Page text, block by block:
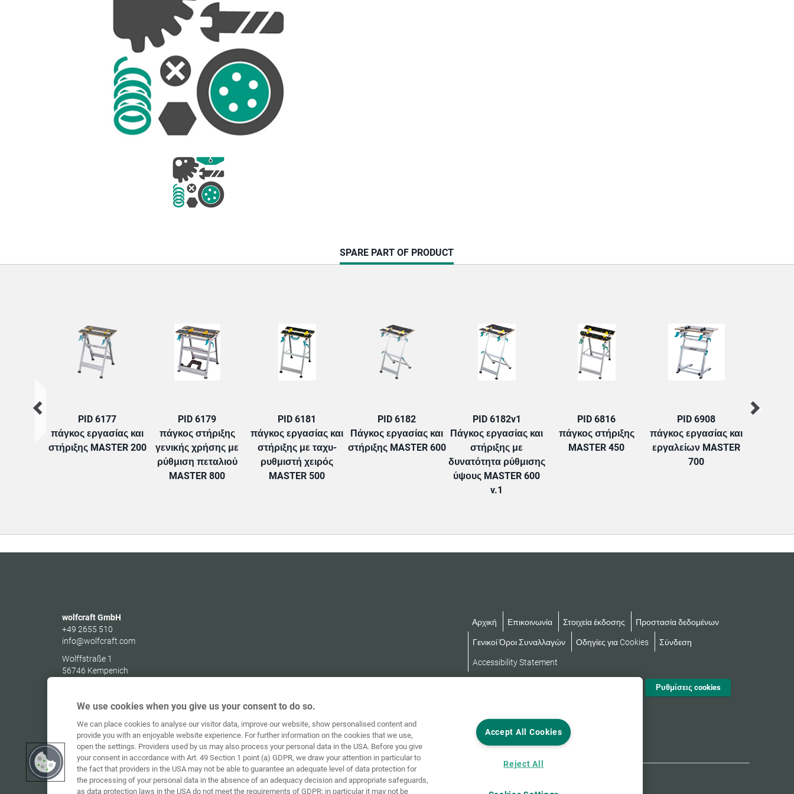
CURRENT
TAB:
SPARE PART OF PRODUCT
PID 6177
πάγκος εργασίας και
στήριξης MASTER 200
PID 6179
πάγκος στήριξης
γενικής χρήσης με
ρύθμιση πεταλιού
MASTER 800
PID 6181
πάγκος εργασίας και
στήριξης με ταχυ-
ρυθμιστή χειρός
MASTER 500
PID 6182
Πάγκος εργασίας και
στήριξης MASTER 600
PID 6182v1
Πάγκος εργασίας και
στήριξης με
δυνατότητα ρύθμισης
ύψους MASTER 600
v.1
PID 6816
πάγκος στήριξης
MASTER 450
PID 6908
πάγκος εργασίας και
εργαλείων MASTER
700
wolfcraft GmbH
+49 2655 510
info@wolfcraft.com
Wolffstraße 1
56746 Kempenich
Αρχική Επικοινωνία Στοιχεία έκδοσης Προστασία δεδομένων
Γενικοί Όροι Συναλλαγών Οδηγίες για Cookies Σύνδεση
Accessibility Statement
Ρυθμίσεις cookies
We use cookies when you give us your consent to do so.
We can place cookies to analyse our visitor data, improve our website, show personalised content and
provide you with an enjoyable website experience. For further information on the cookies that we use,
open the settings. Providers used by us may also process your personal data in the USA. Before you give
your consent in accordance with Art. 49 Section 1 point (a) GDPR, we draw your attention in particular to
the fact that providers in the USA may not be able to guarantee an adequate level of data protection for
the processing of your personal data in the absence of an adequacy decision and appropriate safeguards,
as data protection laws in the USA do not meet the requirements of GDPR; in particular it may not be
Accept All Cookies
Reject All